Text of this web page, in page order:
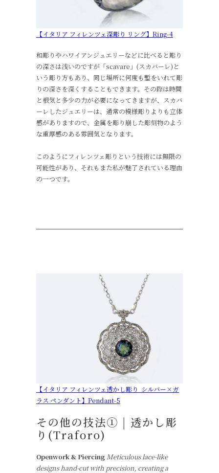
【イタリア フィレンツェ深彫り リング】Ring-4
和彫りやハワイアンジュエリーなどに比べると彫り
の深さは浅いのですが「scavare」(スカバーレ)と
いう彫り方もあり、同じ場所に何度も鏨をいれて彫
りの深さを深くすることもできます。その際は時間
と根気と多少の力が必要になってきますが、スカバ
ーレしたジュエリーは、通常の模様彫りよりも立体
感がありますので、金属を彫り崩した彫刻物のよう
な重厚感のある雰囲気となります。
このようにフィレンツェ彫りという技術には無限の
可能性があり、それもまた私が魅了されている理由
の一つです。
【イタリア フィレンツェ透かし彫り シルバー×ガ
ラス ペンダント】Pendant-5
その他の技法① | 透かし彫
り(Traforo)
Openwork & Piercing Meticulous lace-like
designs hand-cut with precision, creating a